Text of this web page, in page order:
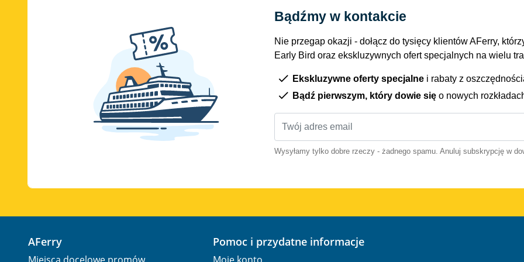
Bądźmy w kontakcie
Nie przegap okazji - dołącz do tysięcy klientów AFerry,
Early Bird oraz ekskluzywnych ofert specjalnych na wielu
Ekskluzywne oferty specjalne i rabaty z
Bądź pierwszym, który dowie się o nowych
Wysyłamy tylko dobre rzeczy - żadnego spamu. Anuluj subskrypcję w
AFerry Pomoc i przydatne informacje